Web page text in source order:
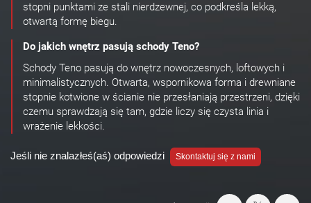
stopni punktami ze stali nierdzewnej, co podkreśla lekką,
otwartą formę biegu.
Do jakich wnętrz pasują schody Teno?
Schody Teno pasują do wnętrz nowoczesnych, loftowych i
minimalistycznych. Otwarta, wspornikowa forma i drewniane
stopnie kotwione w ścianie nie przesłaniają przestrzeni, dzięki
czemu sprawdzają się tam, gdzie liczy się czysta linia i
wrażenie lekkości.
Jeśli nie znalazłeś(aś) odpowiedzi Skontaktuj się z nami